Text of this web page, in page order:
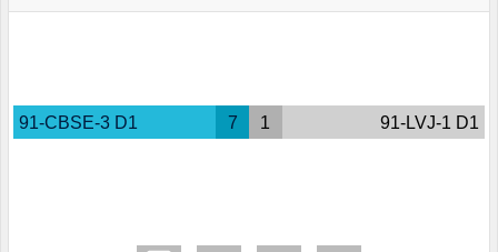
91-CBSE-3 D1 7 1 91-LVJ-1 D1